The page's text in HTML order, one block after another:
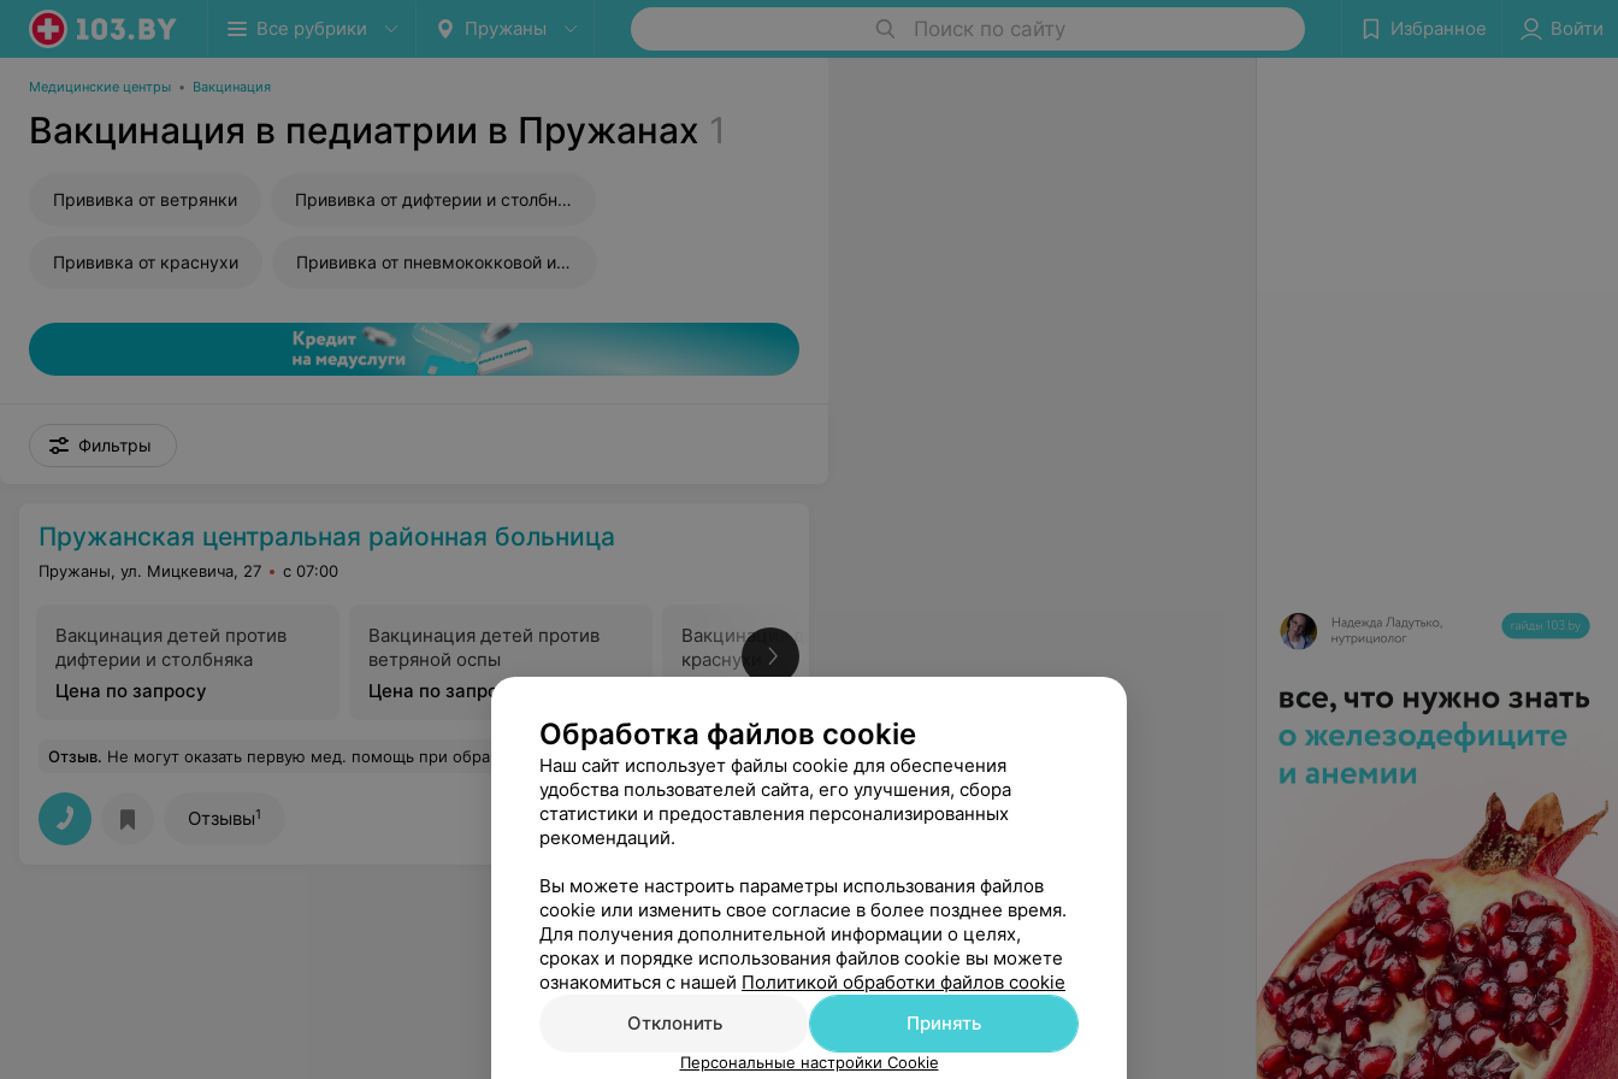
Все рубрики Пружаны Поиск по сайту Избранное Войти
Медицинские центры • Вакцинация
Вакцинация в педиатрии в Пружанах 1
Прививка от ветрянки Прививка от дифтерии и столбняка
Прививка от краснухи Прививка от пневмококковой инфекции
Фильтры
Пружанская центральная районная больница
Пружаны, ул. Мицкевича, 27 с 07:00
Вакцинация детей против
дифтерии и столбняка
Цена по запросу
Вакцинация детей против
ветряной оспы
Цена по запросу
Вакцинация детей против
краснухи
Цена по запросу
Вакцинация детей против
Цена по запросу
Отзыв. Не могут оказать первую мед. помощь при обращении в приемный покой. Для этого нужно дождаться врача, у которого только начался обед!!!!!! Больного не вылечат, а здорового замучают. Верх медецины 21 века. Ни какой организации приема больных. Молодых специалистов нет. Молодые есть, но врачами их назвать сложно.Сидят пенсионеры, которым смерть человека, просто рабочий момент. Еще
Отзывы1
Обработка файлов cookie
Наш сайт использует файлы cookie для обеспечения
удобства пользователей сайта, его улучшения, сбора
статистики и предоставления персонализированных
рекомендаций.
Вы можете настроить параметры использования файлов
cookie или изменить свое согласие в более позднее время.
Для получения дополнительной информации о целях,
сроках и порядке использования файлов cookie вы можете
ознакомиться с нашей Политикой обработки файлов cookie
Отклонить
Принять
Персональные настройки Cookie